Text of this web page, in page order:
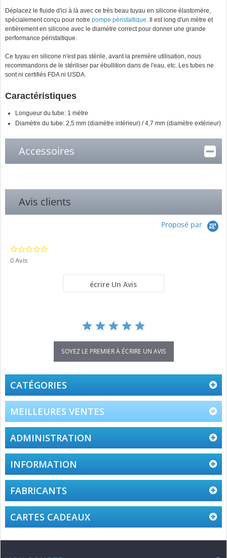
Déplacez le fluide d'ici à là avec ce très beau tuyau en silicone élastomère,
spécialement conçu pour notrepompe péristaltique. Il est long d'un mètre et
entièrement en silicone avec le diamètre correct pour donner une grande
performance péristaltique.
Ce tuyau en silicone n'est pas stérile, avant la première utilisation, nous
recommandons de le stériliser par ébullition dans de l'eau, etc. Les tubes ne
sont ni certifiés FDA ni USDA.
Caractéristiques
Longueur du tube: 1 mètre
Diamètre du tube: 2,5 mm (diamètre intérieur) / 4,7 mm (diamètre extérieur)
Accessoires
Avis clients
Proposé par
0 Avis
écrire Un Avis
SOYEZ LE PREMIER À ÉCRIRE UN AVIS
CATÉGORIES
MEILLEURES VENTES
ADMINISTRATION
INFORMATION
FABRICANTS
CARTES CADEAUX